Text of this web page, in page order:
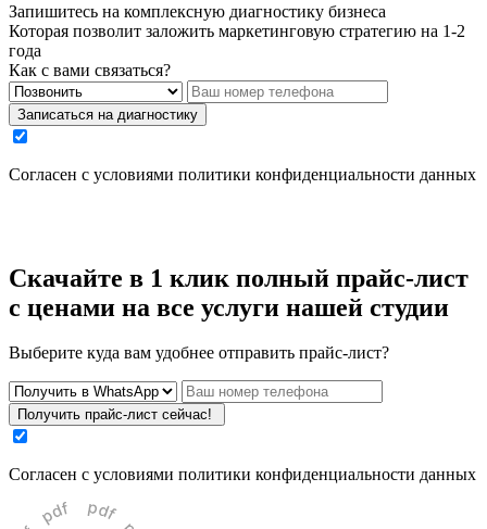
Запишитесь на комплексную диагностику бизнеса
Которая позволит заложить маркетинговую стратегию на 1-2
года
Как с вами связаться?
Записаться на диагностику
Cогласен с условиями политики конфиденциальности данных
Скачайте в 1 клик полный прайс-лист
с ценами на все услуги нашей студии
Выберите куда вам удобнее отправить прайс-лист?
Получить прайс-лист сейчас!
Cогласен с условиями политики конфиденциальности данных